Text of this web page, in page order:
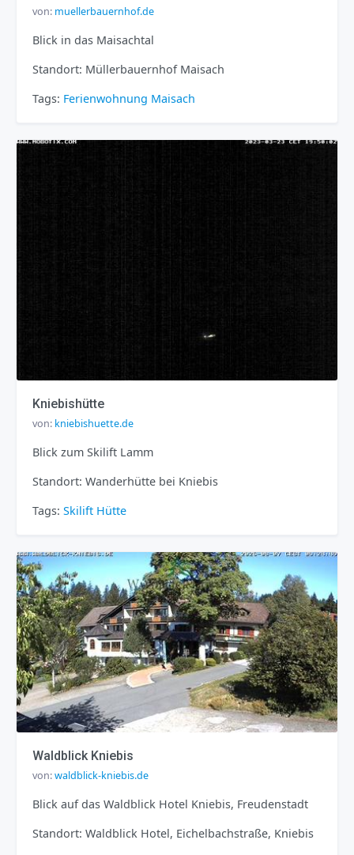
von: muellerbauernhof.de
Blick in das Maisachtal
Standort: Müllerbauernhof Maisach
Tags: Ferienwohnung Maisach
Kniebishütte
von: kniebishuette.de
Blick zum Skilift Lamm
Standort: Wanderhütte bei Kniebis
Tags: Skilift Hütte
Waldblick Kniebis
von:waldblick-kniebis.de
Blick auf das Waldblick Hotel Kniebis, Freudenstadt
Standort: Waldblick Hotel, Eichelbachstraße, Kniebis